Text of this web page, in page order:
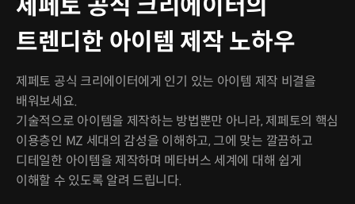
제페토 공식 크리에이터의
트렌디한 아이템 제작 노하우
제페토 공식 크리에이터에게 인기 있는 아이템 제작 비결을
배워보세요.
기술적으로 아이템을 제작하는 방법뿐만 아니라, 제페토의 핵심
이용층인 MZ 세대의 감성을 이해하고, 그에 맞는 깔끔하고
디테일한 아이템을 제작하며 메타버스 세계에 대해 쉽게
이해할 수 있도록 알려 드립니다.